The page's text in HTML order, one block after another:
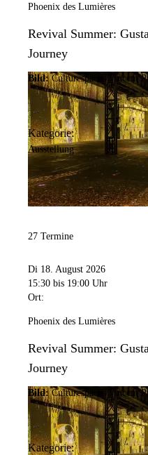
Phoenix des Lumières
Revival Summer:
Journey
Bild: Culturespaces/Vincent
Kategorie:
Ausstellung
27 Termine
Di 18. August 2026
15:30 bis 19:00 Uhr
Ort:
Phoenix des Lumières
Revival Summer:
Journey
Bild: Culturespaces/Vincent
Kategorie: